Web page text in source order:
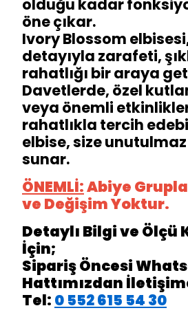
olduğu kadar
öne çıkar.
Ivory Blossom
detayıyla zarafeti,
rahatlığı bir araya
Davetlerde, özel
veya önemli
rahatlıkla tercih
elbise, size
sunar.
ÖNEMLİ:Abiye
ve Değişim Yoktur.
Detaylı Bilgi ve Ölçü
İçin;
Sipariş Öncesi
Hattımızdan
Tel: 0 552 615 54 30